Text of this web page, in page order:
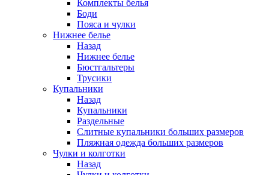
Комплекты белья
Боди
Пояса и чулки
Нижнее белье
Назад
Нижнее белье
Бюстгальтеры
Трусики
Купальники
Назад
Купальники
Раздельные
Слитные купальники больших размеров
Пляжная одежда больших размеров
Чулки и колготки
Назад